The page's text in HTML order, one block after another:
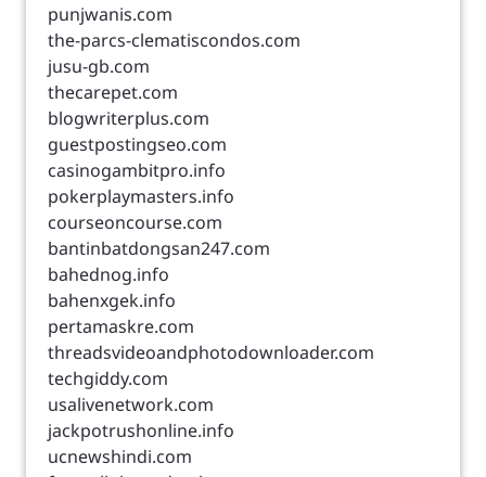
punjwanis.com
the-parcs-clematiscondos.com
jusu-gb.com
thecarepet.com
blogwriterplus.com
guestpostingseo.com
casinogambitpro.info
pokerplaymasters.info
courseoncourse.com
bantinbatdongsan247.com
bahednog.info
bahenxgek.info
pertamaskre.com
threadsvideoandphotodownloader.com
techgiddy.com
usalivenetwork.com
jackpotrushonline.info
ucnewshindi.com